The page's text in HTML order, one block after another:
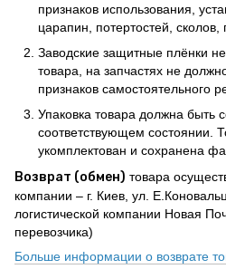
признаков использования,
царапин, потертостей, сколов,
Заводские защитные плёнки
товара, на запчастях не
признаков самостоятельного
Упаковка товара должна быть
соответствующем состоянии.
укомплектован и сохранена
Возврат (обмен) товара
компании – г. Киев, ул.
логистической компании Новая
перевозчика)
Больше информации о возврате